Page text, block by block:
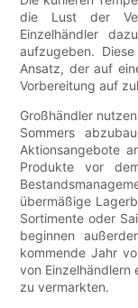
die Lust der
Einzelhändler
aufzugeben.
Ansatz, der auf
Vorbereitung auf
Großhändler
Sommers
Aktionsangebote
Produkte vor
übermäßige
Sortimente oder
beginnen
kommende Jahr
von Einzelhändlern
zu vermarkten.